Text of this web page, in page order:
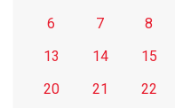
6
7 8
13
14 15
20
21 22